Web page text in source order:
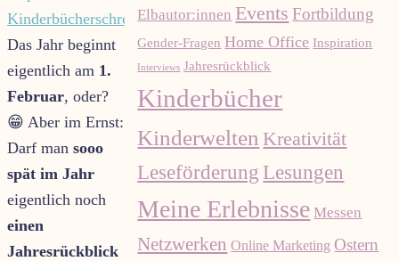
Das Jahr beginnt
eigentlich am 1.
Februar, oder?
😁 Aber im Ernst:
Darf man sooo
spät im Jahr
eigentlich noch
einen
Jahresrückblick
Elbautor:innen Events Fortbildung
Gender-Fragen Home Office Inspiration
Interviews Jahresrückblick
Kinderbücher
Kinderwelten Kreativität
Leseförderung Lesungen
Meine Erlebnisse Messen
Netzwerken Online Marketing Ostern